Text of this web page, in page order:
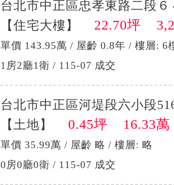
台北市中正區忠孝東路二段６
【住宅大樓】
22.70坪
單價 143.95萬 / 屋齡 0.8年 / 樓層: 6
1房2廳1衛 / 115-07 成交
台北市中正區河堤段六小段
【土地】
0.45坪 16.33萬
單價 35.99萬 / 屋齡 略 / 樓層: 略
0房0廳0衛 / 115-07 成交